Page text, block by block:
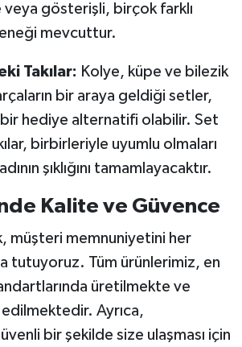
veya gösterişli, birçok farklı
mevcuttur.
Takılar: Kolye, küpe ve bilezik
bir araya geldiği setler,
bir hediye alternatifi olabilir. Set
birbirleriyle uyumlu olmaları
şıklığını tamamlayacaktır.
Kalite ve Güvence
müşteri memnuniyetini her
tutuyoruz. Tüm ürünlerimiz, en
üretilmekte ve
Ayrıca,
bir şekilde size ulaşması için